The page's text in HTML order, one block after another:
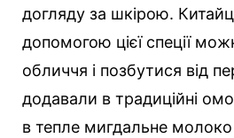
догляду за шкірою.
допомогою цієї спеції
обличчя і позбутися від
додавали в традиційні
в тепле мигдальне молоко